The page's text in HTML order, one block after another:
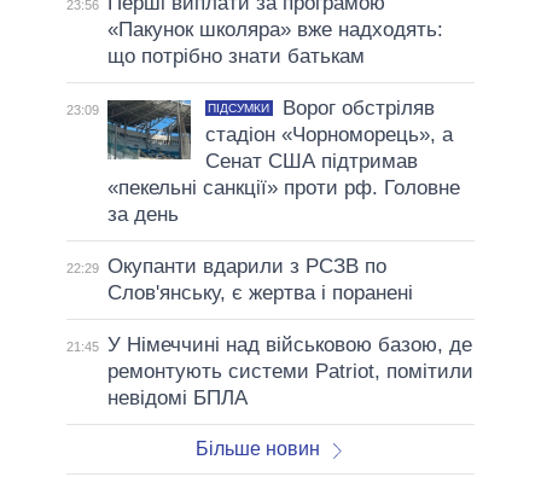
23:56
«Пакунок школяра» вже надходять:
що потрібно знати батькам
23:09 ПІДСУМКИ
Ворог обстріляв
стадіон «Чорноморець», а
Сенат США підтримав
«пекельні санкції» проти рф. Головне
за день
22:29 Окупанти вдарили з РСЗВ по
Слов'янську, є жертва і поранені
21:45 У Німеччині над військовою базою, де
ремонтують системи Patriot, помітили
невідомі БПЛА
Більше новин